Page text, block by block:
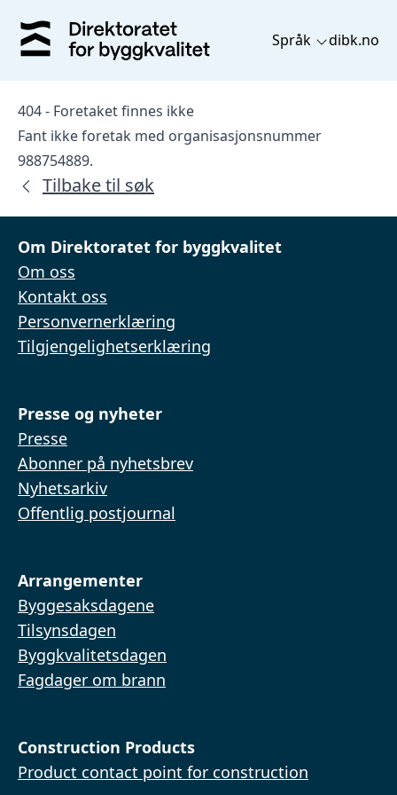
Språk dibk.no
404 - Foretaket finnes ikke
Fant ikke foretak med organisasjonsnummer
988754889.
Tilbake til søk
Om Direktoratet for byggkvalitet
Om oss
Kontakt oss
Personvernerklæring
Tilgjengelighetserklæring
Presse og nyheter
Presse
Abonner på nyhetsbrev
Nyhetsarkiv
Offentlig postjournal
Arrangementer
Byggesaksdagene
Tilsynsdagen
Byggkvalitetsdagen
Fagdager om brann
Construction Products
Product contact point for construction